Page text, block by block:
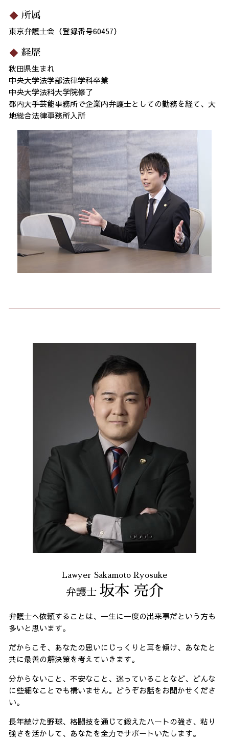
所属
東京弁護士会（登録番号60457）
経歴
秋田県生まれ
中央大学法学部法律学科卒業
中央大学法科大学院修了
都内大手芸能事務所で企業内弁護士としての勤務を経て、大
地総合法律事務所入所
Lawyer Sakamoto Ryosuke
弁護士 坂本 亮介
弁護士へ依頼することは、一生に一度の出来事だという方も
多いと思います。
だからこそ、あなたの思いにじっくりと耳を傾け、あなたと
共に最善の解決策を考えていきます。
分からないこと、不安なこと、迷っていることなど、どんな
に些細なことでも構いません。どうぞお話をお聞かせくださ
い。
長年続けた野球、格闘技を通じて鍛えたハートの強さ、粘り
強さを活かして、あなたを全力でサポートいたします。